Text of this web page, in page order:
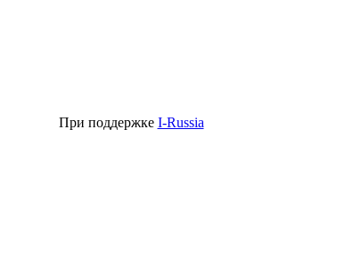
При поддержке I-Russia